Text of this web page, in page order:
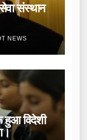
संस्थान
NEWS
हुआ विदेशी